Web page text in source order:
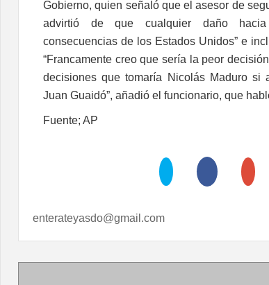
Gobierno, quien señaló que el asesor de
advirtió de que cualquier daño hacia
consecuencias de los Estados Unidos” e
“Francamente creo que sería la peor
decisiones que tomaría Nicolás Maduro
Juan Guaidó”, añadió el funcionario, que
Fuente; AP
enterateyasdo@gmail.com